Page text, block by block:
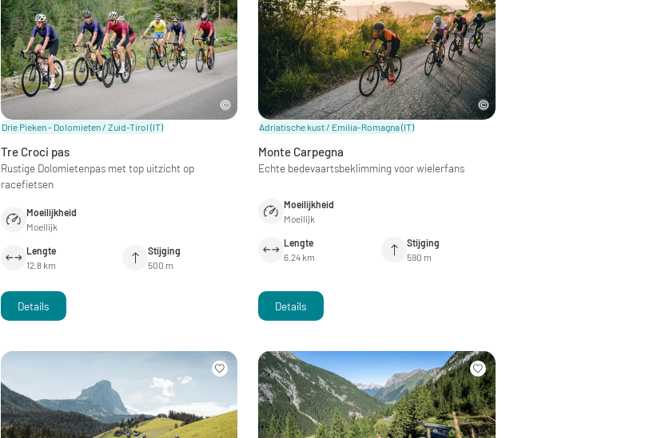
Drie Pieken - Dolomieten / Zuid-Tirol (IT)
Tre Croci pas
Rustige Dolomietenpas met top uitzicht op
racefietsen
Moeilijkheid
Moeilijk
Lengte
12.8 km
Stijging
500 m
Details
Adriatische kust / Emilia-Romagna(IT)
Monte Carpegna
Echte bedevaartsbeklimming voor wielerfans
Moeilijkheid
Moeilijk
Lengte
6.24 km
Stijging
590 m
Details